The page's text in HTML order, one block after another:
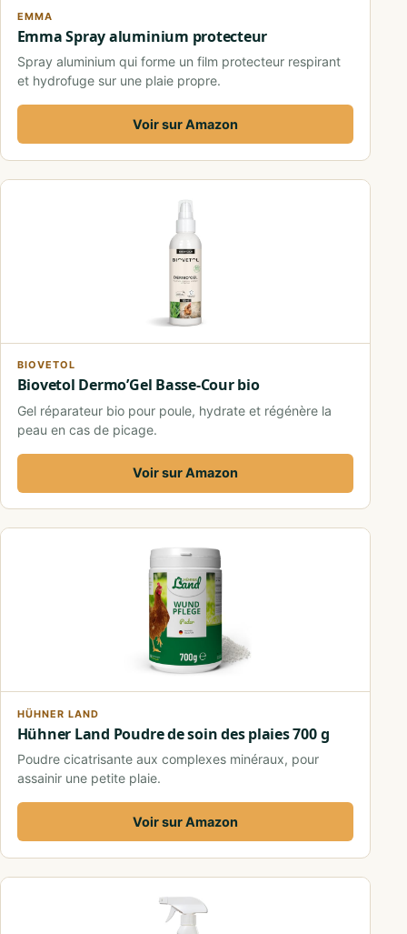
EMMA
Emma Spray aluminium protecteur
Spray aluminium qui forme un film protecteur respirant
et hydrofuge sur une plaie propre.
Voir sur Amazon
BIOVETOL
Biovetol Dermo’Gel Basse-Cour bio
Gel réparateur bio pour poule, hydrate et régénère la
peau en cas de picage.
Voir sur Amazon
HÜHNER LAND
Hühner Land Poudre de soin des plaies 700 g
Poudre cicatrisante aux complexes minéraux, pour
assainir une petite plaie.
Voir sur Amazon